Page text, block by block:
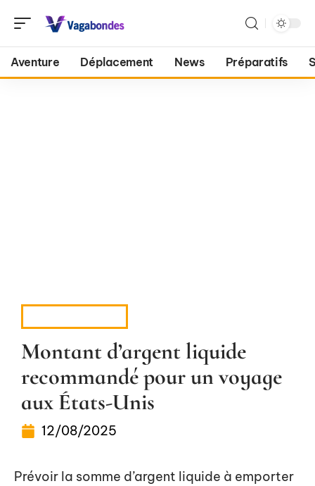
Aventure Déplacement News Préparatifs
Montant d’argent liquide
recommandé pour un voyage
aux États-Unis
12/08/2025
Prévoir la somme d’argent liquide à emporter